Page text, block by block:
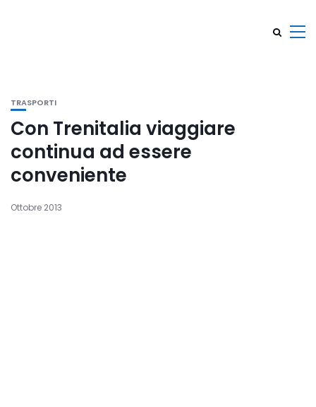
TRASPORTI
Con Trenitalia viaggiare
continua ad essere
conveniente
Ottobre 2013